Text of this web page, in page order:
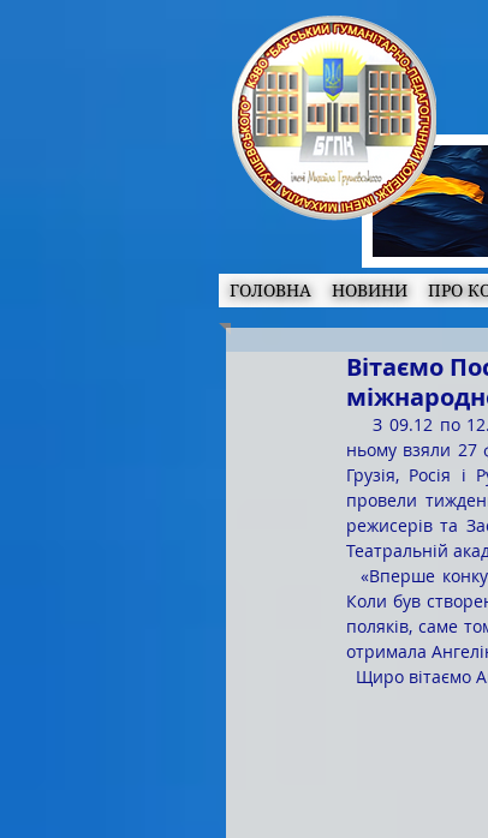
ГОЛОВНА НОВИНИ ПРО
Вітаємо
    З 09.12 по 12.12 відбувся фінальний 28- ий міжнародний конкурс польської поезії  “Kresy “. Участь у
ньому взяли 27
Грузія, Росія і
провели
режисерів та
Театральній
  «Вперше конкурс був організований у 1998 році в річницю святкування 200-річчя Адама Міцкевича.
Коли був
поляків, саме
отримала
Щиро вітаємо